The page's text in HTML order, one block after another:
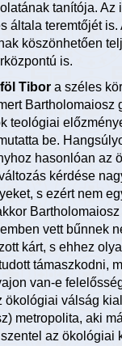
tanítója. Az
általa teremtőjét is.
köszönhetően
is.
Tibor a széles
Bartholomaiosz
teológiai
be.
hasonlóan az
kérdése
s ezért nem
vett bűnnek
kárt, s ehhez
támaszkodni,
van-e
ökológiai válság
metropolita, aki
az ökológiai